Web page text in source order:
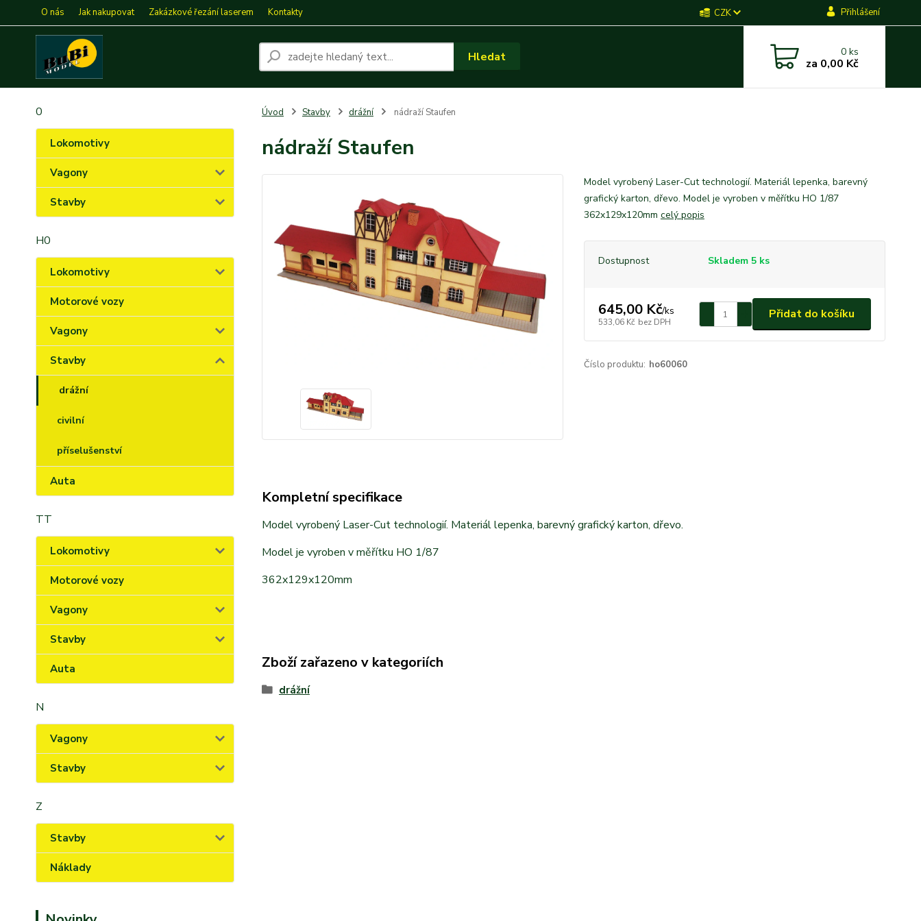
O nás Jak nakupovat Zakázkové řezání laserem Kontakty CZK Přihlášení
Hledat 0ks
za 0,00 Kč
0
Lokomotivy
Vagony
Stavby
H0
Lokomotivy
Motorové vozy
Vagony
Stavby
drážní
civilní
příselušenství
Auta
TT
Lokomotivy
Motorové vozy
Vagony
Stavby
Auta
N
Vagony
Stavby
Z
Stavby
Náklady
Úvod Stavby drážní nádraží Staufen
nádraží Staufen
Model vyrobený Laser-Cut technologií. Materiál lepenka, barevný
grafický karton, dřevo. Model je vyroben v měřítku HO 1/87
362x129x120mm celý popis
Dostupnost Skladem 5 ks
645,00 Kč/ks
533,06 Kč bez DPH
Přidat do košíku
Číslo produktu: ho60060
Kompletní specifikace
Model vyrobený Laser-Cut technologií. Materiál lepenka, barevný grafický karton, dřevo.
Model je vyroben v měřítku HO 1/87
362x129x120mm
Zboží zařazeno v kategoriích
drážní